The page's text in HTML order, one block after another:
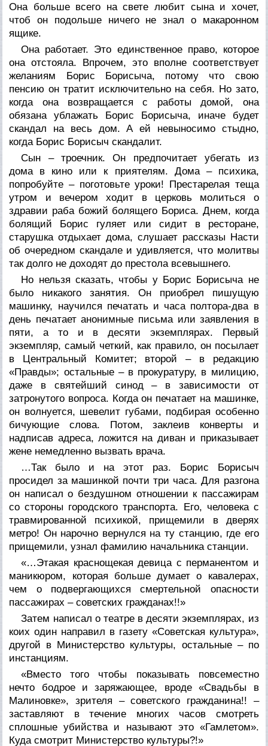
Она больше всего на свете любит сына и хочет,
чтоб он подольше ничего не знал о макаронном
ящике.
Она работает. Это единственное право, которое
она отстояла. Впрочем, это вполне соответствует
желаниям Борис Борисыча, потому что свою
пенсию он тратит исключительно на себя. Но зато,
когда она возвращается с работы домой, она
обязана ублажать Борис Борисыча, иначе будет
скандал на весь дом. А ей невыносимо стыдно,
когда Борис Борисыч скандалит.
Сын – троечник. Он предпочитает убегать из
дома в кино или к приятелям. Дома – психика,
попробуйте – поготовьте уроки! Престарелая теща
утром и вечером ходит в церковь молиться о
здравии раба божий болящего Бориса. Днем, когда
болящий Борис гуляет или сидит в ресторане,
старушка отдыхает дома, слушает рассказы Насти
об очередном скандале и удивляется, что молитвы
так долго не доходят до престола всевышнего.
Но нельзя сказать, чтобы у Борис Борисыча не
было никакого занятия. Он приобрел пишущую
машинку, научился печатать и часа полтора-два в
день печатает анонимные письма или заявления в
пяти, а то и в десяти экземплярах. Первый
экземпляр, самый четкий, как правило, он посылает
в Центральный Комитет; второй – в редакцию
«Правды»; остальные – в прокуратуру, в милицию,
даже в святейший синод – в зависимости от
затронутого вопроса. Когда он печатает на машинке,
он волнуется, шевелит губами, подбирая особенно
бичующие слова. Потом, заклеив конверты и
надписав адреса, ложится на диван и приказывает
жене немедленно вызвать врача.
…Так было и на этот раз. Борис Борисыч
просидел за машинкой почти три часа. Для разгона
он написал о бездушном отношении к пассажирам
со стороны городского транспорта. Его, человека с
травмированной психикой, прищемили в дверях
метро! Он нарочно вернулся на ту станцию, где его
прищемили, узнал фамилию начальника станции.
«…Этакая краснощекая девица с перманентом и
маникюром, которая больше думает о кавалерах,
чем о подвергающихся смертельной опасности
пассажирах – советских гражданах!!»
Затем написал о театре в десяти экземплярах, из
коих один направил в газету «Советская культура»,
другой в Министерство культуры, остальные – по
инстанциям.
«Вместо того чтобы показывать повсеместно
нечто бодрое и заряжающее, вроде «Свадьбы в
Малиновке», зрителя – советского гражданина!! –
заставляют в течение многих часов смотреть
сплошные убийства и называют это «Гамлетом».
Куда смотрит Министерство культуры?!»